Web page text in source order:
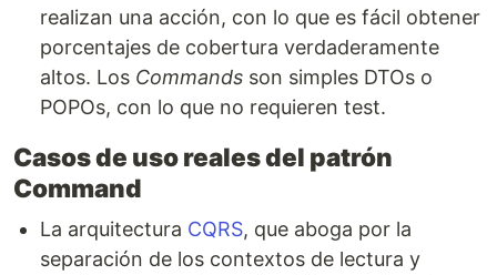
realizan una acción, con lo que es fácil obtener
porcentajes de cobertura verdaderamente
altos. Los Commands son simples DTOs o
POPOs, con lo que no requieren test.
Casos de uso reales del patrón
Command
La arquitectura CQRS, que aboga por la
separación de los contextos de lectura y